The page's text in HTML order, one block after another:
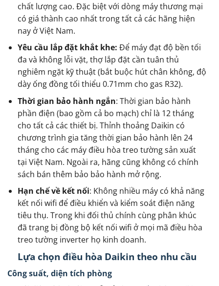
chất lượng cao. Đặc biệt với dòng máy thương mại
có giá thành cao nhất trong tất cả các hãng hiện
nay ở Việt Nam.
Yêu cầu lắp đặt khắt khe: Để máy đạt độ bền tối
đa và không lỗi vặt, thợ lắp đặt cần tuân thủ
nghiêm ngặt kỹ thuật (bắt buộc hút chân không, độ
dày ống đồng tối thiểu 0.71mm cho gas R32).
Thời gian bảo hành ngắn: Thời gian bảo hành
phần điện (bao gồm cả bo mạch) chỉ là 12 tháng
cho tất cả các thiết bị. Thỉnh thoảng Daikin có
chương trình gia tăng thời gian bảo hành lên 24
tháng cho các máy điều hòa treo tường sản xuất
tại Việt Nam. Ngoài ra, hãng cũng không có chính
sách bán thêm bảo bảo hành mở rộng.
Hạn chế về kết nối: Không nhiều máy có khả năng
kết nối wifi để điều khiển và kiểm soát điện năng
tiêu thụ. Trong khi đối thủ chính cùng phân khúc
đã trang bị đồng bộ kết nối wifi ở mọi mã điều hòa
treo tường inverter họ kinh doanh.
Lựa chọn điều hòa Daikin theo nhu cầu
Công suất, diện tích phòng